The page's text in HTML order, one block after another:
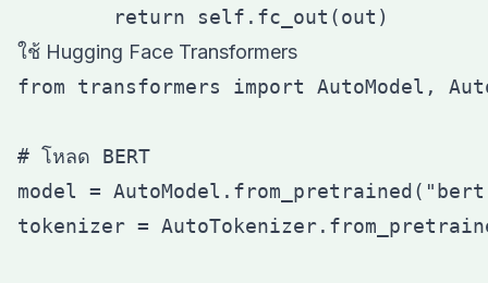
ใช้ Hugging Face Transformers
from transformers import AutoModel,
# โหลด BERT
model =
tokenizer =